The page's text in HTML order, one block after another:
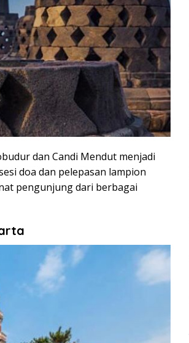
dan Candi Mendut menjadi
doa dan pelepasan lampion
pengunjung dari berbagai